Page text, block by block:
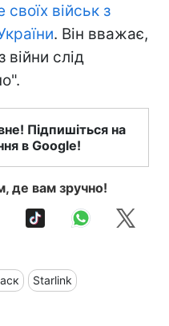
військ з
. Він вважає,
слід
Підпишіться на
в Google!
де вам зручно!
Starlink